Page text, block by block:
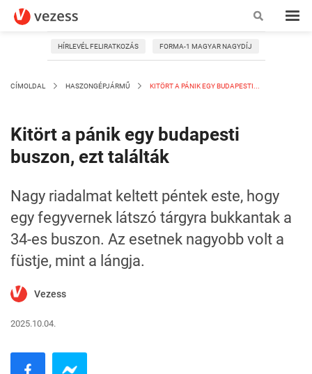
HÍRLEVÉL FELIRATKOZÁS FORMA-1 MAGYAR NAGYDÍJ
CÍMOLDAL HASZONGÉPJÁRMŰ KITÖRT A PÁNIK EGY BUDAPESTI...
Kitört a pánik egy budapesti
buszon, ezt találták
Nagy riadalmat keltett péntek este, hogy
egy fegyvernek látszó tárgyra bukkantak a
34-es buszon. Az esetnek nagyobb volt a
füstje, mint a lángja.
Vezess
2025.10.04.